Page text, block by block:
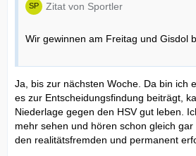
Zitat von Sportler
Wir gewinnen am Freitag und Gisdol
Ja, bis zur nächsten Woche. Da bin ich
es zur Entscheidungsfindung beiträgt,
Niederlage gegen den HSV gut leben.
mehr sehen und hören schon gleich
den realitätsfremden und permanent